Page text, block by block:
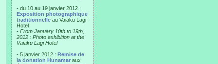
- du 10 au 19 janvier 2012 :
Exposition photographique
traditionnelle au Vaiaku Lagi
Hotel
- From January 10th to 19th,
2012 : Photo exhibition at the
Vaiaku Lagi Hotel
- 5 janvier 2012 : Remise de
la donation Hunamar aux